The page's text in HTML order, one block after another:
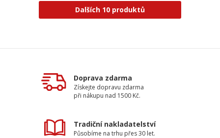
Dalších 10 produktů
Doprava zdarma
Získejte dopravu zdarma
při nákupu nad 1500 Kč.
Tradiční nakladatelství
Působíme na trhu přes 30 let.